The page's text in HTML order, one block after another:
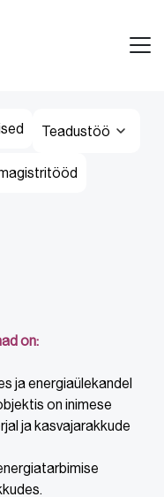
Teadustöö
on:
ja energiaülekandel
on inimese
ja kasvajarakkude